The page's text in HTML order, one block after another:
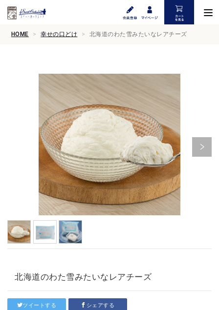
HOME 幸せの口どけ 北海道のわた雪みたいなレアチーズ
北海道のわた雪みたいなレアチーズ
ツイートする シェアする